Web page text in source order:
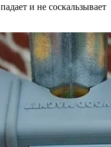
и не соскальзывает